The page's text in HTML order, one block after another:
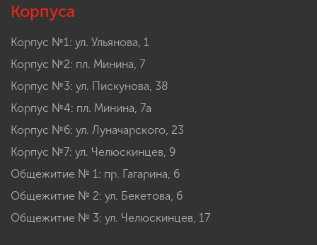
Корпуса
Корпус №1: ул. Ульянова, 1
Корпус №2: пл. Минина, 7
Корпус №3: ул. Пискунова, 38
Корпус №4: пл. Минина, 7а
Корпус №6: ул. Луначарского, 23
Корпус №7: ул. Челюскинцев, 9
Общежитие № 1: пр. Гагарина, 6
Общежитие № 2: ул. Бекетова, 6
Общежитие № 3: ул. Челюскинцев, 17